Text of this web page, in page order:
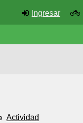
Ingresar
Actividad